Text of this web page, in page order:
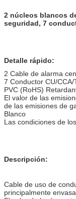
2 núcleos blancos
seguridad, 7
Detalle rápido:
2 Cable de alarma
7 Conductor CU/
PVC (RoHS)
El valor de las
de las emisiones de
Blanco
Las condiciones de
Descripción:
Cable de uso de
principalmente